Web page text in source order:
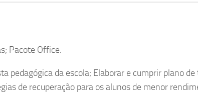
Pacote Office.
pedagógica da escola; Elaborar e cumprir plano
de recuperação para os alunos de menor